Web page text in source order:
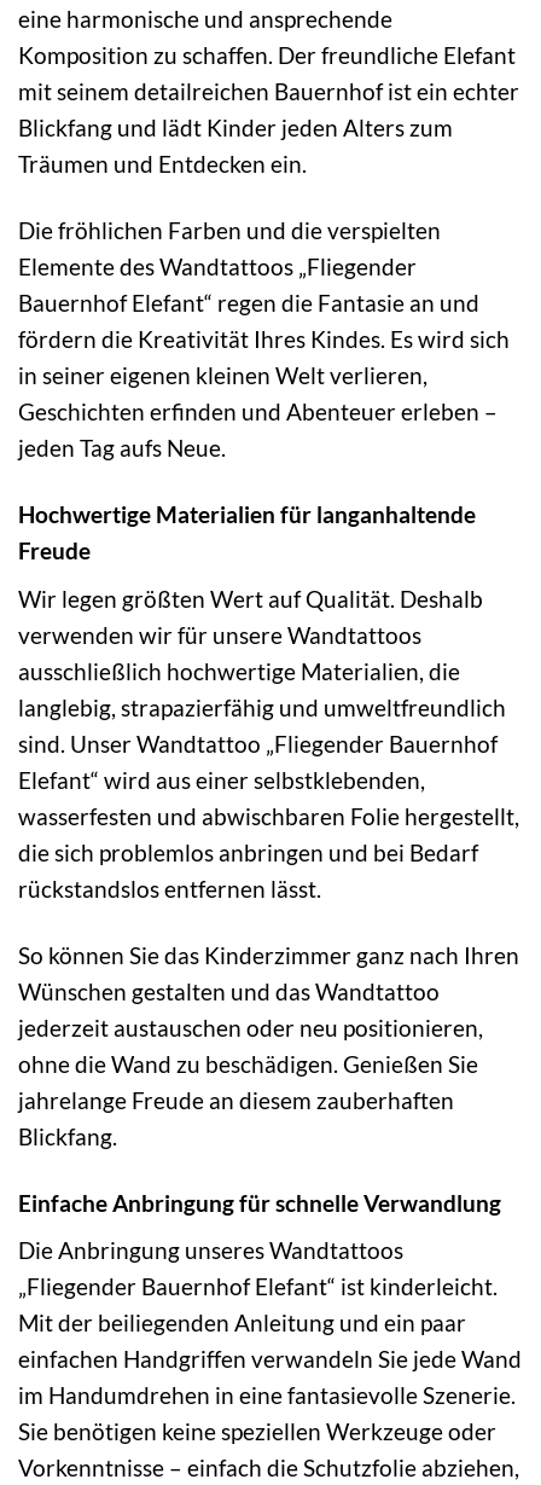
eine harmonische und ansprechende
Komposition zu schaffen. Der freundliche Elefant
mit seinem detailreichen Bauernhof ist ein echter
Blickfang und lädt Kinder jeden Alters zum
Träumen und Entdecken ein.
Die fröhlichen Farben und die verspielten
Elemente des Wandtattoos „Fliegender
Bauernhof Elefant“ regen die Fantasie an und
fördern die Kreativität Ihres Kindes. Es wird sich
in seiner eigenen kleinen Welt verlieren,
Geschichten erfinden und Abenteuer erleben –
jeden Tag aufs Neue.
Hochwertige Materialien für langanhaltende
Freude
Wir legen größten Wert auf Qualität. Deshalb
verwenden wir für unsere Wandtattoos
ausschließlich hochwertige Materialien, die
langlebig, strapazierfähig und umweltfreundlich
sind. Unser Wandtattoo „Fliegender Bauernhof
Elefant“ wird aus einer selbstklebenden,
wasserfesten und abwischbaren Folie hergestellt,
die sich problemlos anbringen und bei Bedarf
rückstandslos entfernen lässt.
So können Sie das Kinderzimmer ganz nach Ihren
Wünschen gestalten und das Wandtattoo
jederzeit austauschen oder neu positionieren,
ohne die Wand zu beschädigen. Genießen Sie
jahrelange Freude an diesem zauberhaften
Blickfang.
Einfache Anbringung für schnelle Verwandlung
Die Anbringung unseres Wandtattoos
„Fliegender Bauernhof Elefant“ ist kinderleicht.
Mit der beiliegenden Anleitung und ein paar
einfachen Handgriffen verwandeln Sie jede Wand
im Handumdrehen in eine fantasievolle Szenerie.
Sie benötigen keine speziellen Werkzeuge oder
Vorkenntnisse – einfach die Schutzfolie abziehen,